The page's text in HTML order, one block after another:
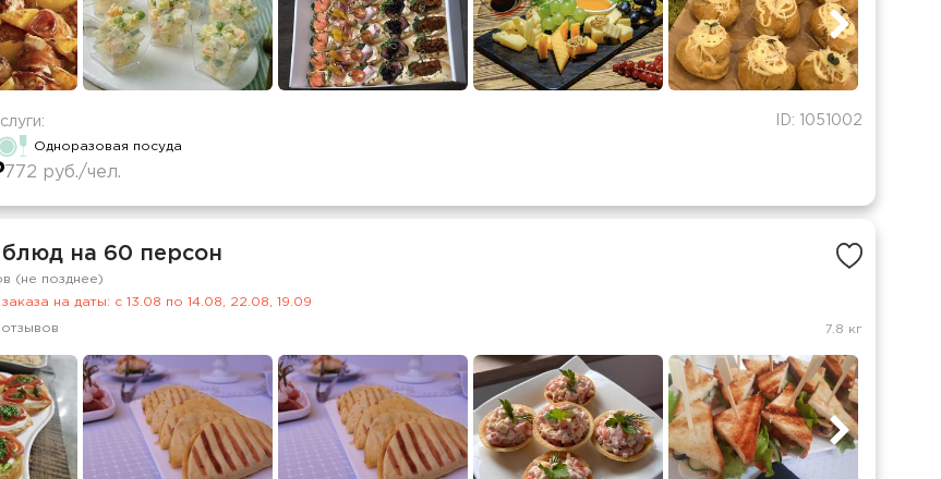
ID: 1051002
Одноразовая посуда
772 руб./чел.
блюд на 60 персон
(не позднее)
на даты: c 13.08 по 14.08, 22.08, 19.09
отзывов 7.8 кг